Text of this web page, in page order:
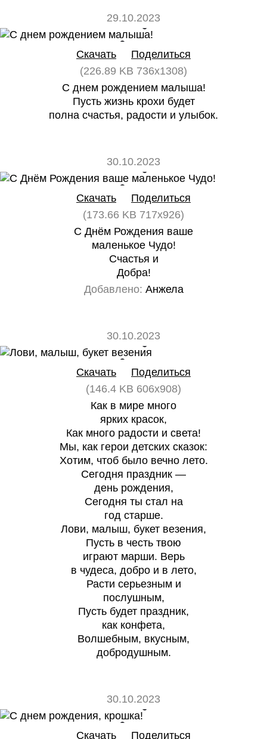
29.10.2023
0
Скачать
Поделиться
(226.89 KB 736x1308)
С днем рождением малыша!
Пусть жизнь крохи будет
полна счастья, радости и улыбок.
30.10.2023
0 0
Скачать
Поделиться
(173.66 KB 717x926)
С Днём Рождения ваше
маленькое Чудо!
Счастья и
Добра!
Добавлено: Анжела
30.10.2023
0
Скачать
Поделиться
(146.4 KB 606x908)
Как в мире много
ярких красок,
Как много радости и света!
Мы, как герои детских сказок:
Хотим, чтоб было вечно лето.
Сегодня праздник —
день рождения,
Сегодня ты стал на
год старше.
Лови, малыш, букет везения,
Пусть в честь твою
играют марши. Верь
в чудеса, добро и в лето,
Расти серьезным и
послушным,
Пусть будет праздник,
как конфета,
Волшебным, вкусным,
добродушным.
30.10.2023
0
Скачать Поделиться